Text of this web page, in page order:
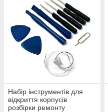
Набір інструментів для
відкриття корпусів
розбірки ремонту